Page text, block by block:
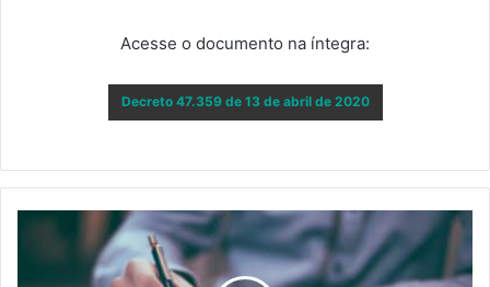
Acesse o documento na íntegra:
Decreto 47.359 de 13 de abril de 2020
ASSINADO
SINDIREFEIÇÕES